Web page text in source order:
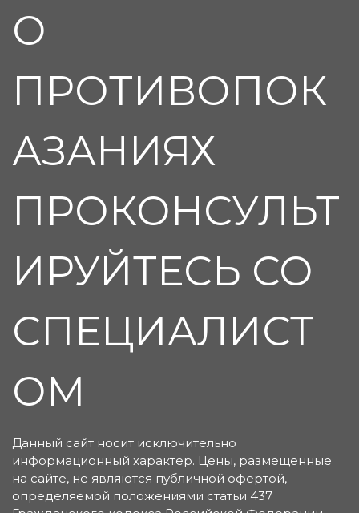
О
ПРОТИВОПОК
АЗАНИЯХ
ПРОКОНСУЛЬТ
ИРУЙТЕСЬ СО
СПЕЦИАЛИСТ
ОМ
Данный сайт носит исключительно
информационный характер. Цены, размещенные
на сайте, не являются публичной офертой,
определяемой положениями статьи 437